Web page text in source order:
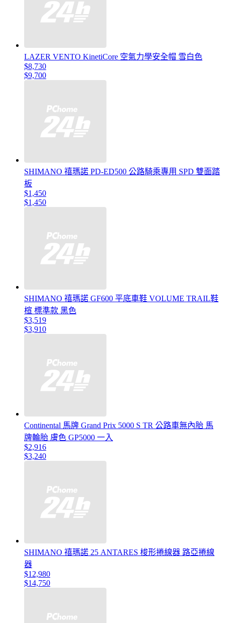
LAZER VENTO KinetiCore 空氣力學安全帽 雪白色
$8,730
$9,700
SHIMANO 禧瑪諾 PD-ED500 公路騎乘專用 SPD 雙面踏
板
$1,450
$1,450
SHIMANO 禧瑪諾 GF600 平底車鞋 VOLUME TRAIL鞋
楦 標準款 黑色
$3,519
$3,910
Continental 馬牌 Grand Prix 5000 S TR 公路車無內胎 馬
牌輪胎 膚色 GP5000 一入
$2,916
$3,240
SHIMANO 禧瑪諾 25 ANTARES 梭形捲線器 路亞捲線
器
$12,980
$14,750